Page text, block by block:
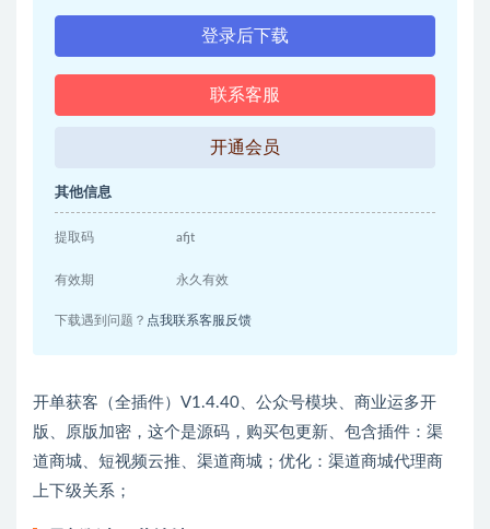
登录后下载
联系客服
开通会员
其他信息
提取码 afjt
有效期 永久有效
下载遇到问题？ 点我联系客服反馈
开单获客（全插件）V1.4.40、公众号模块、商业运多开
版、原版加密，这个是源码，购买包更新、包含插件：渠
道商城、短视频云推、渠道商城；优化：渠道商城代理商
上下级关系；